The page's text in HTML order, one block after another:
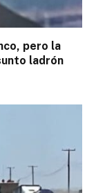
pero la
ladrón